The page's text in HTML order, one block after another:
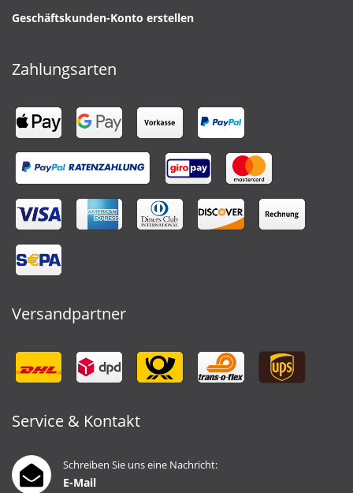
Geschäftskunden-Konto erstellen
Zahlungsarten
Versandpartner
Service & Kontakt
Schreiben Sie uns eine Nachricht:
E-Mail